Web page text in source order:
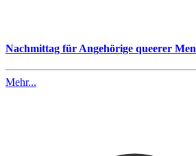
Nachmittag für Angehörige queerer
Mehr...